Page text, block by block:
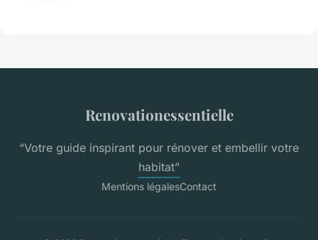
Renovationessentielle
“Votre guide inspirant pour rénover et embellir votre
habitat”
Mentions légalesContact